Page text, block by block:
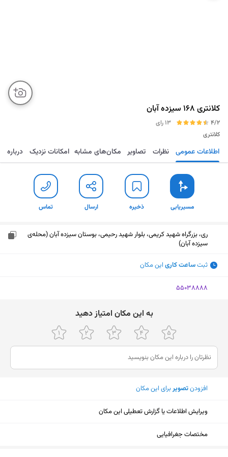
کلانتری ۱۶۸ سیزده آبان
4/2
13 رای
کلانتری
مسیریابی ذخیره ارسال تماس اطلاعات عمومی نظرات تصاویر مکان‌های مشابه امکانات نزدیک درباره
مسیریابی ذخیره ارسال تماس
ری، بزرگراه شهید کریمی، بلوار شهید رحیمی، بوستان سیزده آبان (محله‌ی
سیزده آبان)
ثبتساعت کاری این مکان
‎55038888
ﺑﻪ اﯾﻦ ﻣﮑﺎن اﻣﺘﯿﺎز دﻫﯿﺪ
افزودنتصویربرای این مکان
ویرایش اطلاعات یا گزارش تعطیلی این مکان
مختصات جغرافیایی